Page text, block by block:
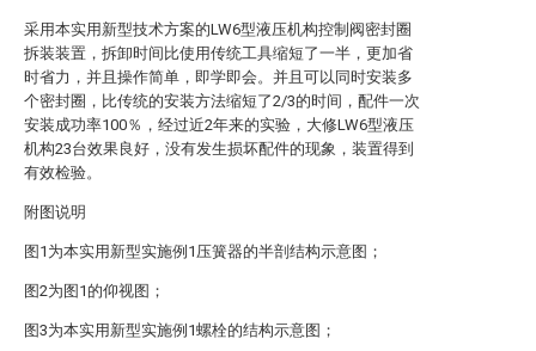
采用本实用新型技术方案的LW6型液压机构控制阀密封圈
拆装装置，拆卸时间比使用传统工具缩短了一半，更加省
时省力，并且操作简单，即学即会。并且可以同时安装多
个密封圈，比传统的安装方法缩短了2/3的时间，配件一次
安装成功率100％，经过近2年来的实验，大修LW6型液压
机构23台效果良好，没有发生损坏配件的现象，装置得到
有效检验。
附图说明
图1为本实用新型实施例1压簧器的半剖结构示意图；
图2为图1的仰视图；
图3为本实用新型实施例1螺栓的结构示意图；